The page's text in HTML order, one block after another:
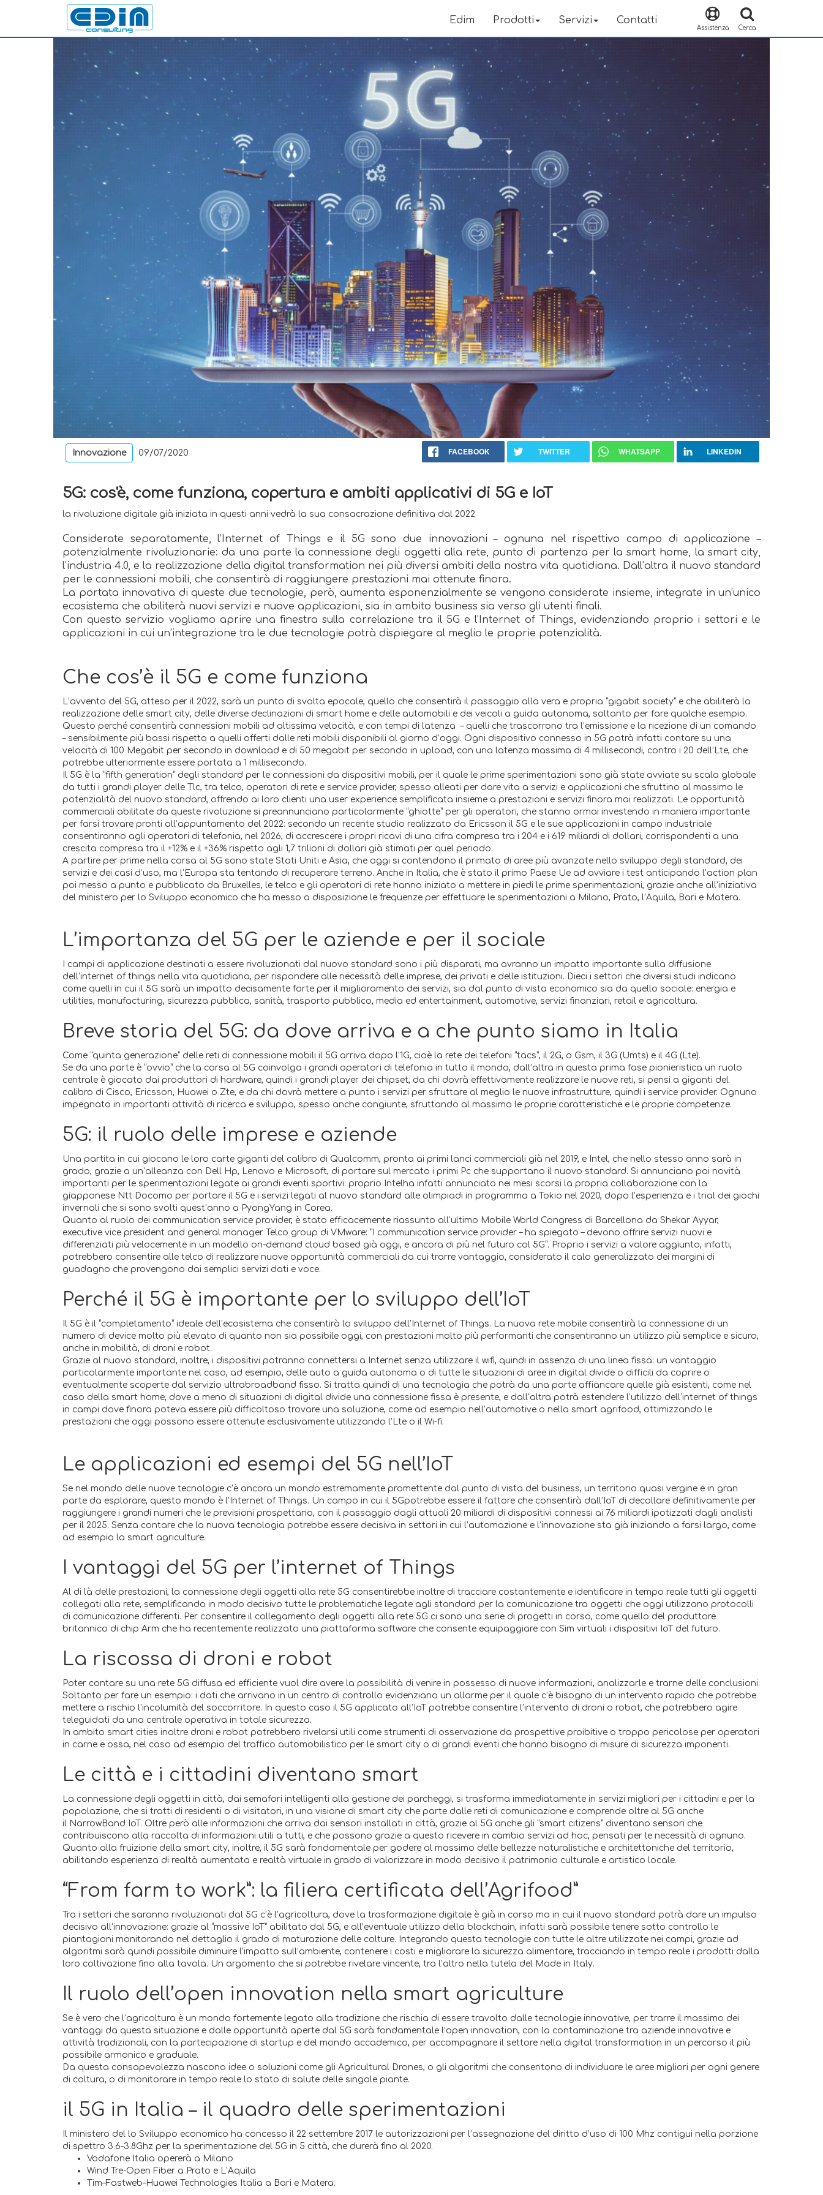
Edim Prodotti Servizi Contatti
Assistenza Cerca
Innovazione 09/07/2020 FACEBOOK TWITTER WHATSAPP LINKEDIN
5G: cos'è, come funziona, copertura e ambiti applicativi di 5G e IoT
la rivoluzione digitale già iniziata in questi anni vedrà la sua consacrazione definitiva dal 2022
Considerate separatamente, l’Internet of Things e il 5G sono due innovazioni – ognuna nel rispettivo campo di applicazione –
potenzialmente rivoluzionarie: da una parte la connessione degli oggetti alla rete, punto di partenza per la smart home, la smart city,
l’industria 4.0, e la realizzazione della digital transformation nei più diversi ambiti della nostra vita quotidiana. Dall’altra il nuovo standard
per le connessioni mobili, che consentirà di raggiungere prestazioni mai ottenute finora.
La portata innovativa di queste due tecnologie, però, aumenta esponenzialmente se vengono considerate insieme, integrate in un’unico
ecosistema che abiliterà nuovi servizi e nuove applicazioni, sia in ambito business sia verso gli utenti finali.
Con questo servizio vogliamo aprire una finestra sulla correlazione tra il 5G e l’Internet of Things, evidenziando proprio i settori e le
applicazioni in cui un’integrazione tra le due tecnologie potrà dispiegare al meglio le proprie potenzialità.
Che cos’è il 5G e come funziona
L’avvento del 5G, atteso per il 2022, sarà un punto di svolta epocale, quello che consentirà il passaggio alla vera e propria “gigabit society” e che abiliterà la
realizzazione delle smart city, delle diverse declinazioni di smart home e delle automobili e dei veicoli a guida autonoma, soltanto per fare qualche esempio.
Questo perché consentirà connessioni mobili ad altissima velocità, e con tempi di latenza – quelli che trascorrono tra l’emissione e la ricezione di un comando
– sensibilmente più bassi rispetto a quelli offerti dalle reti mobili disponibili al giorno d’oggi. Ogni dispositivo connesso in 5G potrà infatti contare su una
velocità di 100 Megabit per secondo in download e di 50 megabit per secondo in upload, con una latenza massima di 4 millisecondi, contro i 20 dell’Lte, che
potrebbe ulteriormente essere portata a 1 millisecondo.
Il 5G è la “fifth generation” degli standard per le connessioni da dispositivi mobili, per il quale le prime sperimentazioni sono già state avviate su scala globale
da tutti i grandi player delle Tlc, tra telco, operatori di rete e service provider, spesso alleati per dare vita a servizi e applicazioni che sfruttino al massimo le
potenzialità del nuovo standard, offrendo ai loro clienti una user experience semplificata insieme a prestazioni e servizi finora mai realizzati. Le opportunità
commerciali abilitate da queste rivoluzione si preannunciano particolarmente “ghiotte” per gli operatori, che stanno ormai investendo in maniera importante
per farsi trovare pronti all’appuntamento del 2022: secondo un recente studio realizzato da Ericsson il 5G e le sue applicazioni in campo industriale
consentiranno agli operatori di telefonia, nel 2026, di accrescere i propri ricavi di una cifra compresa tra i 204 e i 619 miliardi di dollari, corrispondenti a una
crescita compresa tra il +12% e il +36% rispetto agli 1,7 trilioni di dollari già stimati per quel periodo.
A partire per prime nella corsa al 5G sono state Stati Uniti e Asia, che oggi si contendono il primato di aree più avanzate nello sviluppo degli standard, dei
servizi e dei casi d’uso, ma l’Europa sta tentando di recuperare terreno. Anche in Italia, che è stato il primo Paese Ue ad avviare i test anticipando l’action plan
poi messo a punto e pubblicato da Bruxelles, le telco e gli operatori di rete hanno iniziato a mettere in piedi le prime sperimentazioni, grazie anche all’iniziativa
del ministero per lo Sviluppo economico che ha messo a disposizione le frequenze per effettuare le sperimentazioni a Milano, Prato, l’Aquila, Bari e Matera.
L’importanza del 5G per le aziende e per il sociale
I campi di applicazione destinati a essere rivoluzionati dal nuovo standard sono i più disparati, ma avranno un impatto importante sulla diffusione
dell’internet of things nella vita quotidiana, per rispondere alle necessità delle imprese, dei privati e delle istituzioni. Dieci i settori che diversi studi indicano
come quelli in cui il 5G sarà un impatto decisamente forte per il miglioramento dei servizi, sia dal punto di vista economico sia da quello sociale: energia e
utilities, manufacturing, sicurezza pubblica, sanità, trasporto pubblico, media ed entertainment, automotive, servizi finanziari, retail e agricoltura.
Breve storia del 5G: da dove arriva e a che punto siamo in Italia
Come “quinta generazione” delle reti di connessione mobili il 5G arriva dopo l’1G, cioè la rete dei telefoni “tacs”, il 2G, o Gsm, il 3G (Umts) e il 4G (Lte).
Se da una parte è “ovvio” che la corsa al 5G coinvolga i grandi operatori di telefonia in tutto il mondo, dall’altra in questa prima fase pionieristica un ruolo
centrale è giocato dai produttori di hardware, quindi i grandi player dei chipset, da chi dovrà effettivamente realizzare le nuove reti, si pensi a giganti del
calibro di Cisco, Ericsson, Huawei o Zte, e da chi dovrà mettere a punto i servizi per sfruttare al meglio le nuove infrastrutture, quindi i service provider. Ognuno
impegnato in importanti attività di ricerca e sviluppo, spesso anche congiunte, sfruttando al massimo le proprie caratteristiche e le proprie competenze.
5G: il ruolo delle imprese e aziende
Una partita in cui giocano le loro carte giganti del calibro di Qualcomm, pronta ai primi lanci commerciali già nel 2019, e Intel, che nello stesso anno sarà in
grado, grazie a un’alleanza con Dell Hp, Lenovo e Microsoft, di portare sul mercato i primi Pc che supportano il nuovo standard. Si annunciano poi novità
importanti per le sperimentazioni legate ai grandi eventi sportivi: proprio Intelha infatti annunciato nei mesi scorsi la propria collaborazione con la
giapponese Ntt Docomo per portare il 5G e i servizi legati al nuovo standard alle olimpiadi in programma a Tokio nel 2020, dopo l’esperienza e i trial dei giochi
invernali che si sono svolti quest’anno a PyongYang in Corea.
Quanto al ruolo dei communication service provider, è stato efficacemente riassunto all’ultimo Mobile World Congress di Barcellona da Shekar Ayyar,
executive vice president and general manager Telco group di VMware: “I communication service provider – ha spiegato – devono offrire servizi nuovi e
differenziati più velocemente in un modello on-demand cloud based già oggi, e ancora di più nel futuro col 5G”. Proprio i servizi a valore aggiunto, infatti,
potrebbero consentire alle telco di realizzare nuove opportunità commerciali da cui trarre vantaggio, considerato il calo generalizzato dei margini di
guadagno che provengono dai semplici servizi dati e voce.
Perché il 5G è importante per lo sviluppo dell’IoT
Il 5G è il “completamento” ideale dell’ecosistema che consentirà lo sviluppo dell’Internet of Things. La nuova rete mobile consentirà la connessione di un
numero di device molto più elevato di quanto non sia possibile oggi, con prestazioni molto più performanti che consentiranno un utilizzo più semplice e sicuro,
anche in mobilità, di droni e robot.
Grazie al nuovo standard, inoltre, i dispositivi potranno connettersi a Internet senza utilizzare il wifi, quindi in assenza di una linea fissa: un vantaggio
particolarmente importante nel caso, ad esempio, delle auto a guida autonoma o di tutte le situazioni di aree in digital divide o difficili da coprire o
eventualmente scoperte dal servizio ultrabroadband fisso. Si tratta quindi di una tecnologia che potrà da una parte affiancare quelle già esistenti, come nel
caso della smart home, dove a meno di situazioni di digital divide una connessione fissa è presente, e dall’altra potrà estendere l’utilizzo dell’internet of things
in campi dove finora poteva essere più difficoltoso trovare una soluzione, come ad esempio nell’automotive o nella smart agrifood, ottimizzando le
prestazioni che oggi possono essere ottenute esclusivamente utilizzando l’Lte o il Wi-fi.
Le applicazioni ed esempi del 5G nell’IoT
Se nel mondo delle nuove tecnologie c’è ancora un mondo estremamente promettente dal punto di vista del business, un territorio quasi vergine e in gran
parte da esplorare, questo mondo è l’Internet of Things. Un campo in cui il 5Gpotrebbe essere il fattore che consentirà dall’IoT di decollare definitivamente per
raggiungere i grandi numeri che le previsioni prospettano, con il passaggio dagli attuali 20 miliardi di dispositivi connessi ai 76 miliardi ipotizzati dagli analisti
per il 2025. Senza contare che la nuova tecnologia potrebbe essere decisiva in settori in cui l’automazione e l’innovazione sta già iniziando a farsi largo, come
ad esempio la smart agriculture.
I vantaggi del 5G per l’internet of Things
Al di là delle prestazioni, la connessione degli oggetti alla rete 5G consentirebbe inoltre di tracciare costantemente e identificare in tempo reale tutti gli oggetti
collegati alla rete, semplificando in modo decisivo tutte le problematiche legate agli standard per la comunicazione tra oggetti che oggi utilizzano protocolli
di comunicazione differenti. Per consentire il collegamento degli oggetti alla rete 5G ci sono una serie di progetti in corso, come quello del produttore
britannico di chip Arm che ha recentemente realizzato una piattaforma software che consente equipaggiare con Sim virtuali i dispositivi IoT del futuro.
La riscossa di droni e robot
Poter contare su una rete 5G diffusa ed efficiente vuol dire avere la possibilità di venire in possesso di nuove informazioni, analizzarle e trarne delle conclusioni.
Soltanto per fare un esempio: i dati che arrivano in un centro di controllo evidenziano un allarme per il quale c’è bisogno di un intervento rapido che potrebbe
mettere a rischio l’incolumità del soccorritore. In questo caso il 5G applicato all’IoT potrebbe consentire l’intervento di droni o robot, che potrebbero agire
teleguidati da una centrale operativa in totale sicurezza.
In ambito smart cities inoltre droni e robot potrebbero rivelarsi utili come strumenti di osservazione da prospettive proibitive o troppo pericolose per operatori
in carne e ossa, nel caso ad esempio del traffico automobilistico per le smart city o di grandi eventi che hanno bisogno di misure di sicurezza imponenti.
Le città e i cittadini diventano smart
La connessione degli oggetti in città, dai semafori intelligenti alla gestione dei parcheggi, si trasforma immediatamente in servizi migliori per i cittadini e per la
popolazione, che si tratti di residenti o di visitatori, in una visione di smart city che parte dalle reti di comunicazione e comprende oltre al 5G anche
il NarrowBand IoT. Oltre però alle informazioni che arriva dai sensori installati in città, grazie al 5G anche gli “smart citizens” diventano sensori che
contribuiscono alla raccolta di informazioni utili a tutti, e che possono grazie a questo ricevere in cambio servizi ad hoc, pensati per le necessità di ognuno.
Quanto alla fruizione della smart city, inoltre, il 5G sarà fondamentale per godere al massimo delle bellezze naturalistiche e architettoniche del territorio,
abilitando esperienza di realtà aumentata e realtà virtuale in grado di valorizzare in modo decisivo il patrimonio culturale e artistico locale.
“From farm to work”: la filiera certificata dell’Agrifood”
Tra i settori che saranno rivoluzionati dal 5G c’è l’agricoltura, dove la trasformazione digitale è già in corso ma in cui il nuovo standard potrà dare un impulso
decisivo all’innovazione: grazie al “massive IoT” abilitato dal 5G, e all’eventuale utilizzo della blockchain, infatti sarà possibile tenere sotto controllo le
piantagioni monitorando nel dettaglio il grado di maturazione delle colture. Integrando questa tecnologie con tutte le altre utilizzate nei campi, grazie ad
algoritmi sarà quindi possibile diminuire l’impatto sull’ambiente, contenere i costi e migliorare la sicurezza alimentare, tracciando in tempo reale i prodotti dalla
loro coltivazione fino alla tavola. Un argomento che si potrebbe rivelare vincente, tra l’altro nella tutela del Made in Italy.
Il ruolo dell’open innovation nella smart agriculture
Se è vero che l’agricoltura è un mondo fortemente legato alla tradizione che rischia di essere travolto dalle tecnologie innovative, per trarre il massimo dei
vantaggi da questa situazione e dalle opportunità aperte dal 5G sarà fondamentale l’open innovation, con la contaminazione tra aziende innovative e
attività tradizionali, con la partecipazione di startup e del mondo accademico, per accompagnare il settore nella digital transformation in un percorso il più
possibile armonico e graduale.
Da questa consapevolezza nascono idee o soluzioni come gli Agricultural Drones, o gli algoritmi che consentono di individuare le aree migliori per ogni genere
di coltura, o di monitorare in tempo reale lo stato di salute delle singole piante.
il 5G in Italia – il quadro delle sperimentazioni
Il ministero del lo Sviluppo economico ha concesso il 22 settembre 2017 le autorizzazioni per l’assegnazione del diritto d’uso di 100 Mhz contigui nella porzione
di spettro 3.6-3.8Ghz per la sperimentazione del 5G in 5 città, che durerà fino al 2020.
Vodafone Italia opererà a Milano
Wind Tre-Open Fiber a Prato e L’Aquila
Tim–Fastweb–Huawei Technologies Italia a Bari e Matera.